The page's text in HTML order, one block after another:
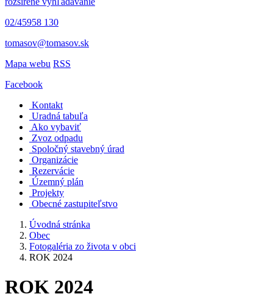
02/45958 130
tomasov@tomasov.sk
Mapa webu RSS
Facebook
Kontakt
Uradná tabuľa
Ako vybaviť
Zvoz odpadu
Spoločný stavebný úrad
Organizácie
Rezervácie
Územný plán
Projekty
Obecné zastupiteľstvo
Úvodná stránka
Obec
Fotogaléria zo života v obci
ROK 2024
ROK 2024